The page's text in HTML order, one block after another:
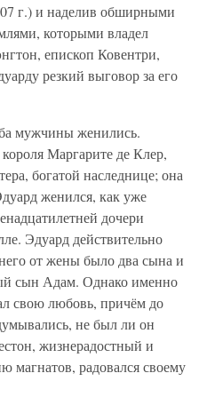
г.) и наделив обширными
которыми владел
епископ Ковентри,
резкий выговор за его
мужчины женились.
Маргарите де Клер,
богатой наследнице; она
женился, как уже
дочери
Эдуард действительно
от жены было два сына и
сын Адам. Однако именно
свою любовь, причём до
не был ли он
жизнерадостный и
магнатов, радовался своему